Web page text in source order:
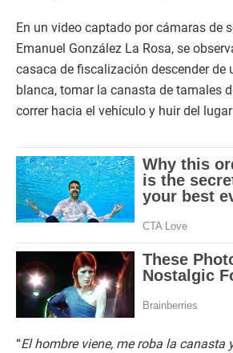
En un video captado por cámaras de
Emanuel González La Rosa, se
casaca de fiscalización descender de
blanca, tomar la canasta de tamales
correr hacia el vehículo y huir del
“El hombre viene, me roba la canasta